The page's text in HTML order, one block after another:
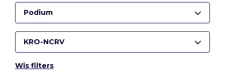
Podium
KRO-NCRV
Wis filters